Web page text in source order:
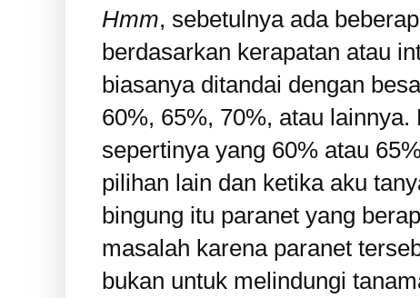
Hmm, sebetulnya ada
berdasarkan kerapatan atau
biasanya ditandai dengan
60%, 65%, 70%, atau
sepertinya yang 60% atau
pilihan lain dan ketika aku
bingung itu paranet yang
masalah karena paranet
bukan untuk melindungi